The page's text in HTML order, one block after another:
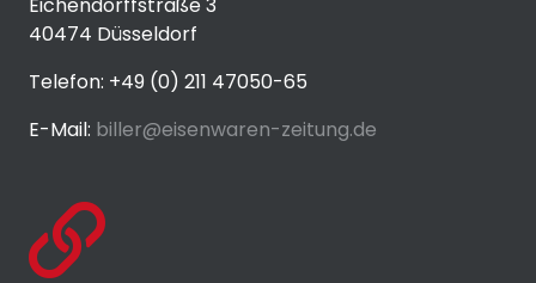
40474 Düsseldorf
Telefon: +49 (0) 211 47050-65
E-Mail: biller@eisenwaren-zeitung.de